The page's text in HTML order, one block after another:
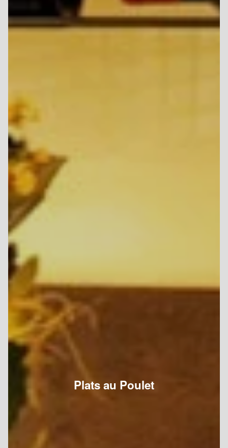
Plats au Poulet